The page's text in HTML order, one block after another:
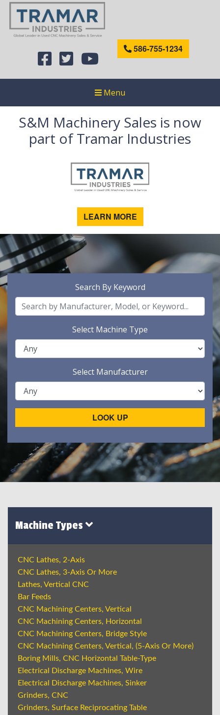
586-755-1234
Menu
S&M Machinery Sales is now
part of Tramar Industries
LEARN MORE
Search By Keyword
Select Machine Type
Select Manufacturer
LOOK UP
Machine Types
CNC Lathes, 2-Axis
CNC Lathes, 3-Axis Or More
Lathes, Vertical CNC
Bar Feeds
CNC Machining Centers, Vertical
CNC Machining Centers, Horizontal
CNC Machining Centers, Bridge Style
CNC Machining Centers, Vertical, (5-Axis Or More)
Boring Mills, CNC Horizontal Table-Type
Electrical Discharge Machines, Wire
Electrical Discharge Machines, Sinker
Grinders, CNC
Grinders, Surface Reciprocating Table